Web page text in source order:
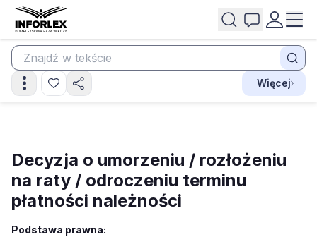
Więcej
Decyzja o umorzeniu / rozłożeniu
na raty / odroczeniu terminu
płatności należności
Podstawa prawna: